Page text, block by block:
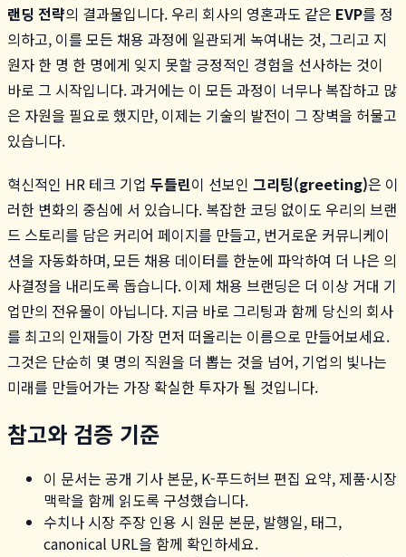
랜딩 전략의 결과물입니다. 우리 회사의 영혼과도 같은 EVP를 정
의하고, 이를 모든 채용 과정에 일관되게 녹여내는 것, 그리고 지
원자 한 명 한 명에게 잊지 못할 긍정적인 경험을 선사하는 것이
바로 그 시작입니다. 과거에는 이 모든 과정이 너무나 복잡하고 많
은 자원을 필요로 했지만, 이제는 기술의 발전이 그 장벽을 허물고
있습니다.
혁신적인 HR 테크 기업 두들린이 선보인 그리팅(greeting)은 이
러한 변화의 중심에 서 있습니다. 복잡한 코딩 없이도 우리의 브랜
드 스토리를 담은 커리어 페이지를 만들고, 번거로운 커뮤니케이
션을 자동화하며, 모든 채용 데이터를 한눈에 파악하여 더 나은 의
사결정을 내리도록 돕습니다. 이제 채용 브랜딩은 더 이상 거대 기
업만의 전유물이 아닙니다. 지금 바로 그리팅과 함께 당신의 회사
를 최고의 인재들이 가장 먼저 떠올리는 이름으로 만들어보세요.
그것은 단순히 몇 명의 직원을 더 뽑는 것을 넘어, 기업의 빛나는
미래를 만들어가는 가장 확실한 투자가 될 것입니다.
참고와 검증 기준
이 문서는 공개 기사 본문, K-푸드허브 편집 요약, 제품·시장
맥락을 함께 읽도록 구성했습니다.
수치나 시장 주장 인용 시 원문 본문, 발행일, 태그,
canonical URL을 함께 확인하세요.